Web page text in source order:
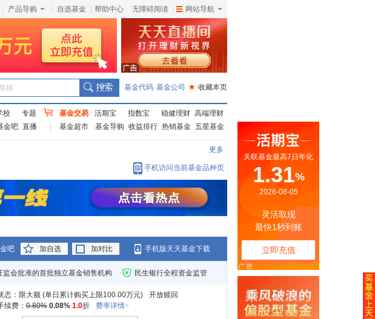
产品导购 自选基金 帮助中心 无障碍阅读 网站导航
拼 基金代码 基金公司 ★ 收藏本页
校
专题
金吧 直播
基金交易 活期宝 指数宝 稳健理财 高端理财
基金超市
基金导购 收益排行 热销基金 五星基金
更多
手机访问当前基金品种页
吧 加自选 加对比 手机版天天基金下载
监会批准的首批独立基金销售机构 民生银行全程资金监管
态： 限大额 (单日累计购买上限100.00万元)
开放赎回
续费：0.80% 0.08% 1.0折 费率详情>